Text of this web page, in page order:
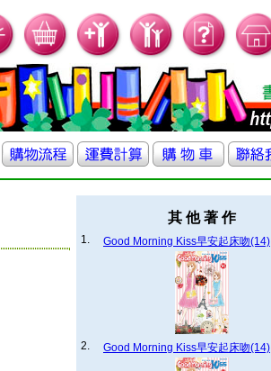
其 他 著 作
1. Good Morning Kiss早安起床吻(14)
2. Good Morning Kiss早安起床吻(14)